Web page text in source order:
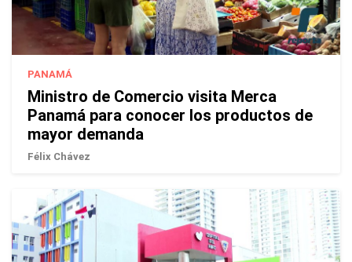
PANAMÁ
Ministro de Comercio visita Merca
Panamá para conocer los productos de
mayor demanda
Félix Chávez